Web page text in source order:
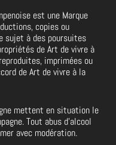
est une Marque
copies ou
sujet à des poursuites
de Art de vivre à
imprimées ou
de Art de vivre à la
mettent en situation le
Tout abus d’alcool
avec modération.